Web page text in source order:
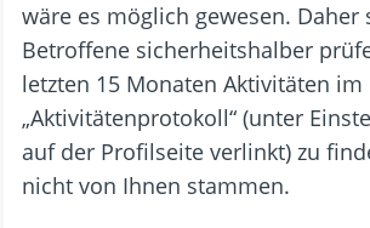
wäre es möglich gewesen. Daher
Betroffene sicherheitshalber
letzten 15 Monaten Aktivitäten im
„Aktivitätenprotokoll“ (unter
auf der Profilseite verlinkt) zu
nicht von Ihnen stammen.